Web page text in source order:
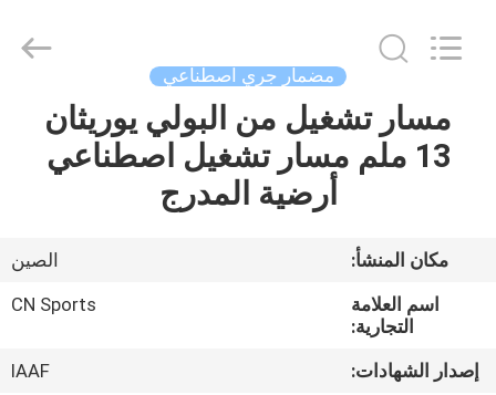
مسكن
معلومات
جولة
Materials
مضمار جري اصطناعي
مسار تشغيل من البولي يوريثان
13 ملم مسار تشغيل اصطناعي
أرضية المدرج
مكان المنشأ:
الصين
اسم العلامة
التجارية:
CN Sports
إصدار الشهادات:
IAAF